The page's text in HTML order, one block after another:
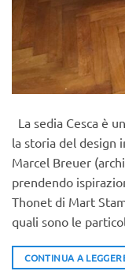
La sedia Cesca è
la storia del design
Marcel Breuer
prendendo
Thonet di Mart
quali sono le
CONTINUA A